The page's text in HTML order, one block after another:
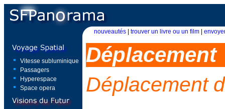
nouveautés trouver un livre ou un film
Vitesse subluminique
Passagers
Hyperespace
Space opera
Déplacement
Déplacement